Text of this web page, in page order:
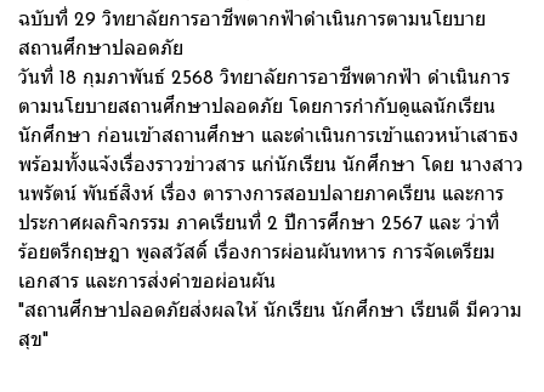
ฉบับที่ 29 วิทยาลัยการอาชีพตากฟ้าดำเนินการตามนโยบาย
สถานศึกษาปลอดภัย
วันที่ 18 กุมภาพันธ์ 2568 วิทยาลัยการอาชีพตากฟ้า ดำเนินการ
ตามนโยบายสถานศึกษาปลอดภัย โดยการกำกับดูแลนักเรียน
นักศึกษา ก่อนเข้าสถานศึกษา และดำเนินการเข้าแถวหน้าเสาธง
พร้อมทั้งแจ้งเรื่องราวข่าวสาร แก่นักเรียน นักศึกษา โดย นางสาว
นพรัตน์ พันธ์สิงห์ เรื่อง ตารางการสอบปลายภาคเรียน และการ
ประกาศผลกิจกรรม ภาคเรียนที่ 2 ปีการศึกษา 2567 และ ว่าที่
ร้อยตรีกฤษฎา พูลสวัสดิ์ เรื่องการผ่อนผันทหาร การจัดเตรียม
เอกสาร และการส่งคำขอผ่อนผัน
"สถานศึกษาปลอดภัยส่งผลให้ นักเรียน นักศึกษา เรียนดี มีความ
สุข"